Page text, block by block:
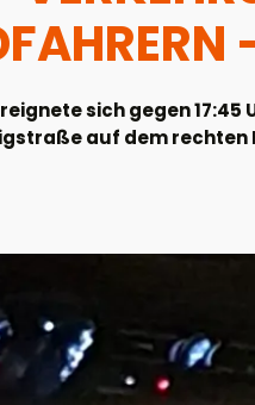
sich gegen
auf dem